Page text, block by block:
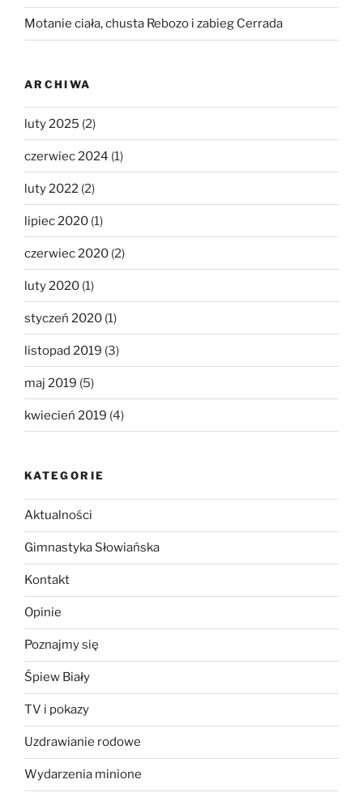
Motanie ciała, chusta Rebozo i zabieg Cerrada
ARCHIWA
luty 2025 (2)
czerwiec 2024 (1)
luty 2022 (2)
lipiec 2020 (1)
czerwiec 2020 (2)
luty 2020 (1)
styczeń 2020 (1)
listopad 2019 (3)
maj 2019 (5)
kwiecień 2019 (4)
KATEGORIE
Aktualności
Gimnastyka Słowiańska
Kontakt
Opinie
Poznajmy się
Śpiew Biały
TV i pokazy
Uzdrawianie rodowe
Wydarzenia minione